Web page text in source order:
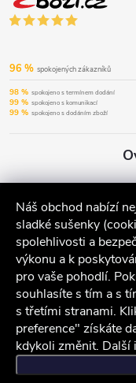
Náš obchod nabízí
sladké sušenky
spolehlivosti a
výkonu a k
pro vaše pohodlí.
souhlasíte s tím a s
s třetími stranami.
preference" získáte
kdykoli změnit. Další
96 % spokojených zákazníků
98 % spokojeno s termínem dodání
99 % spokojeno s komunikací
99 % spokojeno s dodáním zboží
iocel.cz